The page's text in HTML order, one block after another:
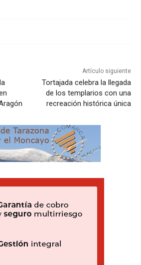
Artículo siguiente
Tortajada celebra la llegada
de los templarios con una
recreación histórica única